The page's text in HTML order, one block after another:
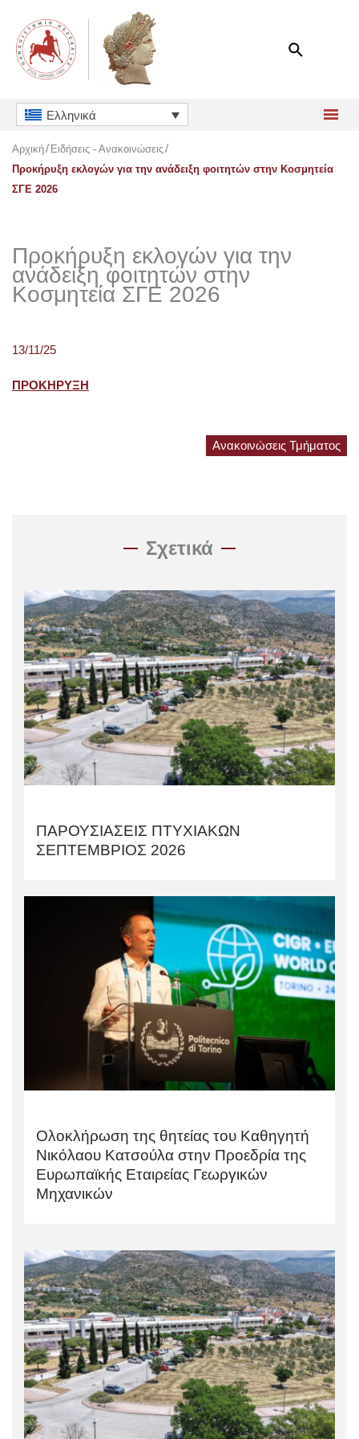
περιεχόμενο
Ελληνικά
Αρχική
Ειδήσεις - Ανακοινώσεις
Προκήρυξη εκλογών για την ανάδειξη φοιτητών στην Κοσμητεία
ΣΓΕ 2026
Προκήρυξη εκλογών για την
ανάδειξη φοιτητών στην
Κοσμητεία ΣΓΕ 2026
13/11/25
ΠΡΟΚΗΡΥΞΗ
Ανακοινώσεις Τμήματος
Σχετικά
ΠΑΡΟΥΣΙΑΣΕΙΣ ΠΤΥΧΙΑΚΩΝ
ΣΕΠΤΕΜΒΡΙΟΣ 2026
Ολοκλήρωση της θητείας του Καθηγητή
Νικόλαου Κατσούλα στην Προεδρία της
Ευρωπαϊκής Εταιρείας Γεωργικών
Μηχανικών